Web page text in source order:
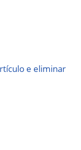
e eliminar